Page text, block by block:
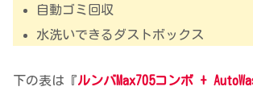
自動ゴミ回収
水洗いできるダストボックス
下の表は『ルンバMax705コンボ +